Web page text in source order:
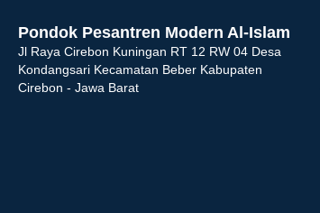
Pondok Pesantren Modern Al-Islam
Jl Raya Cirebon Kuningan RT 12 RW 04 Desa
Kondangsari Kecamatan Beber Kabupaten
Cirebon - Jawa Barat